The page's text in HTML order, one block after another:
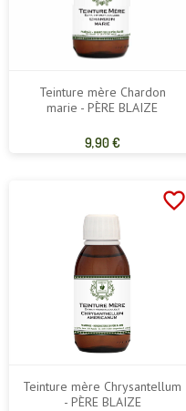
Teinture mère Chardon
marie - PÈRE BLAIZE
Prix
9,90 €
favorite_border
Teinture mère Chrysantellum
- PÈRE BLAIZE